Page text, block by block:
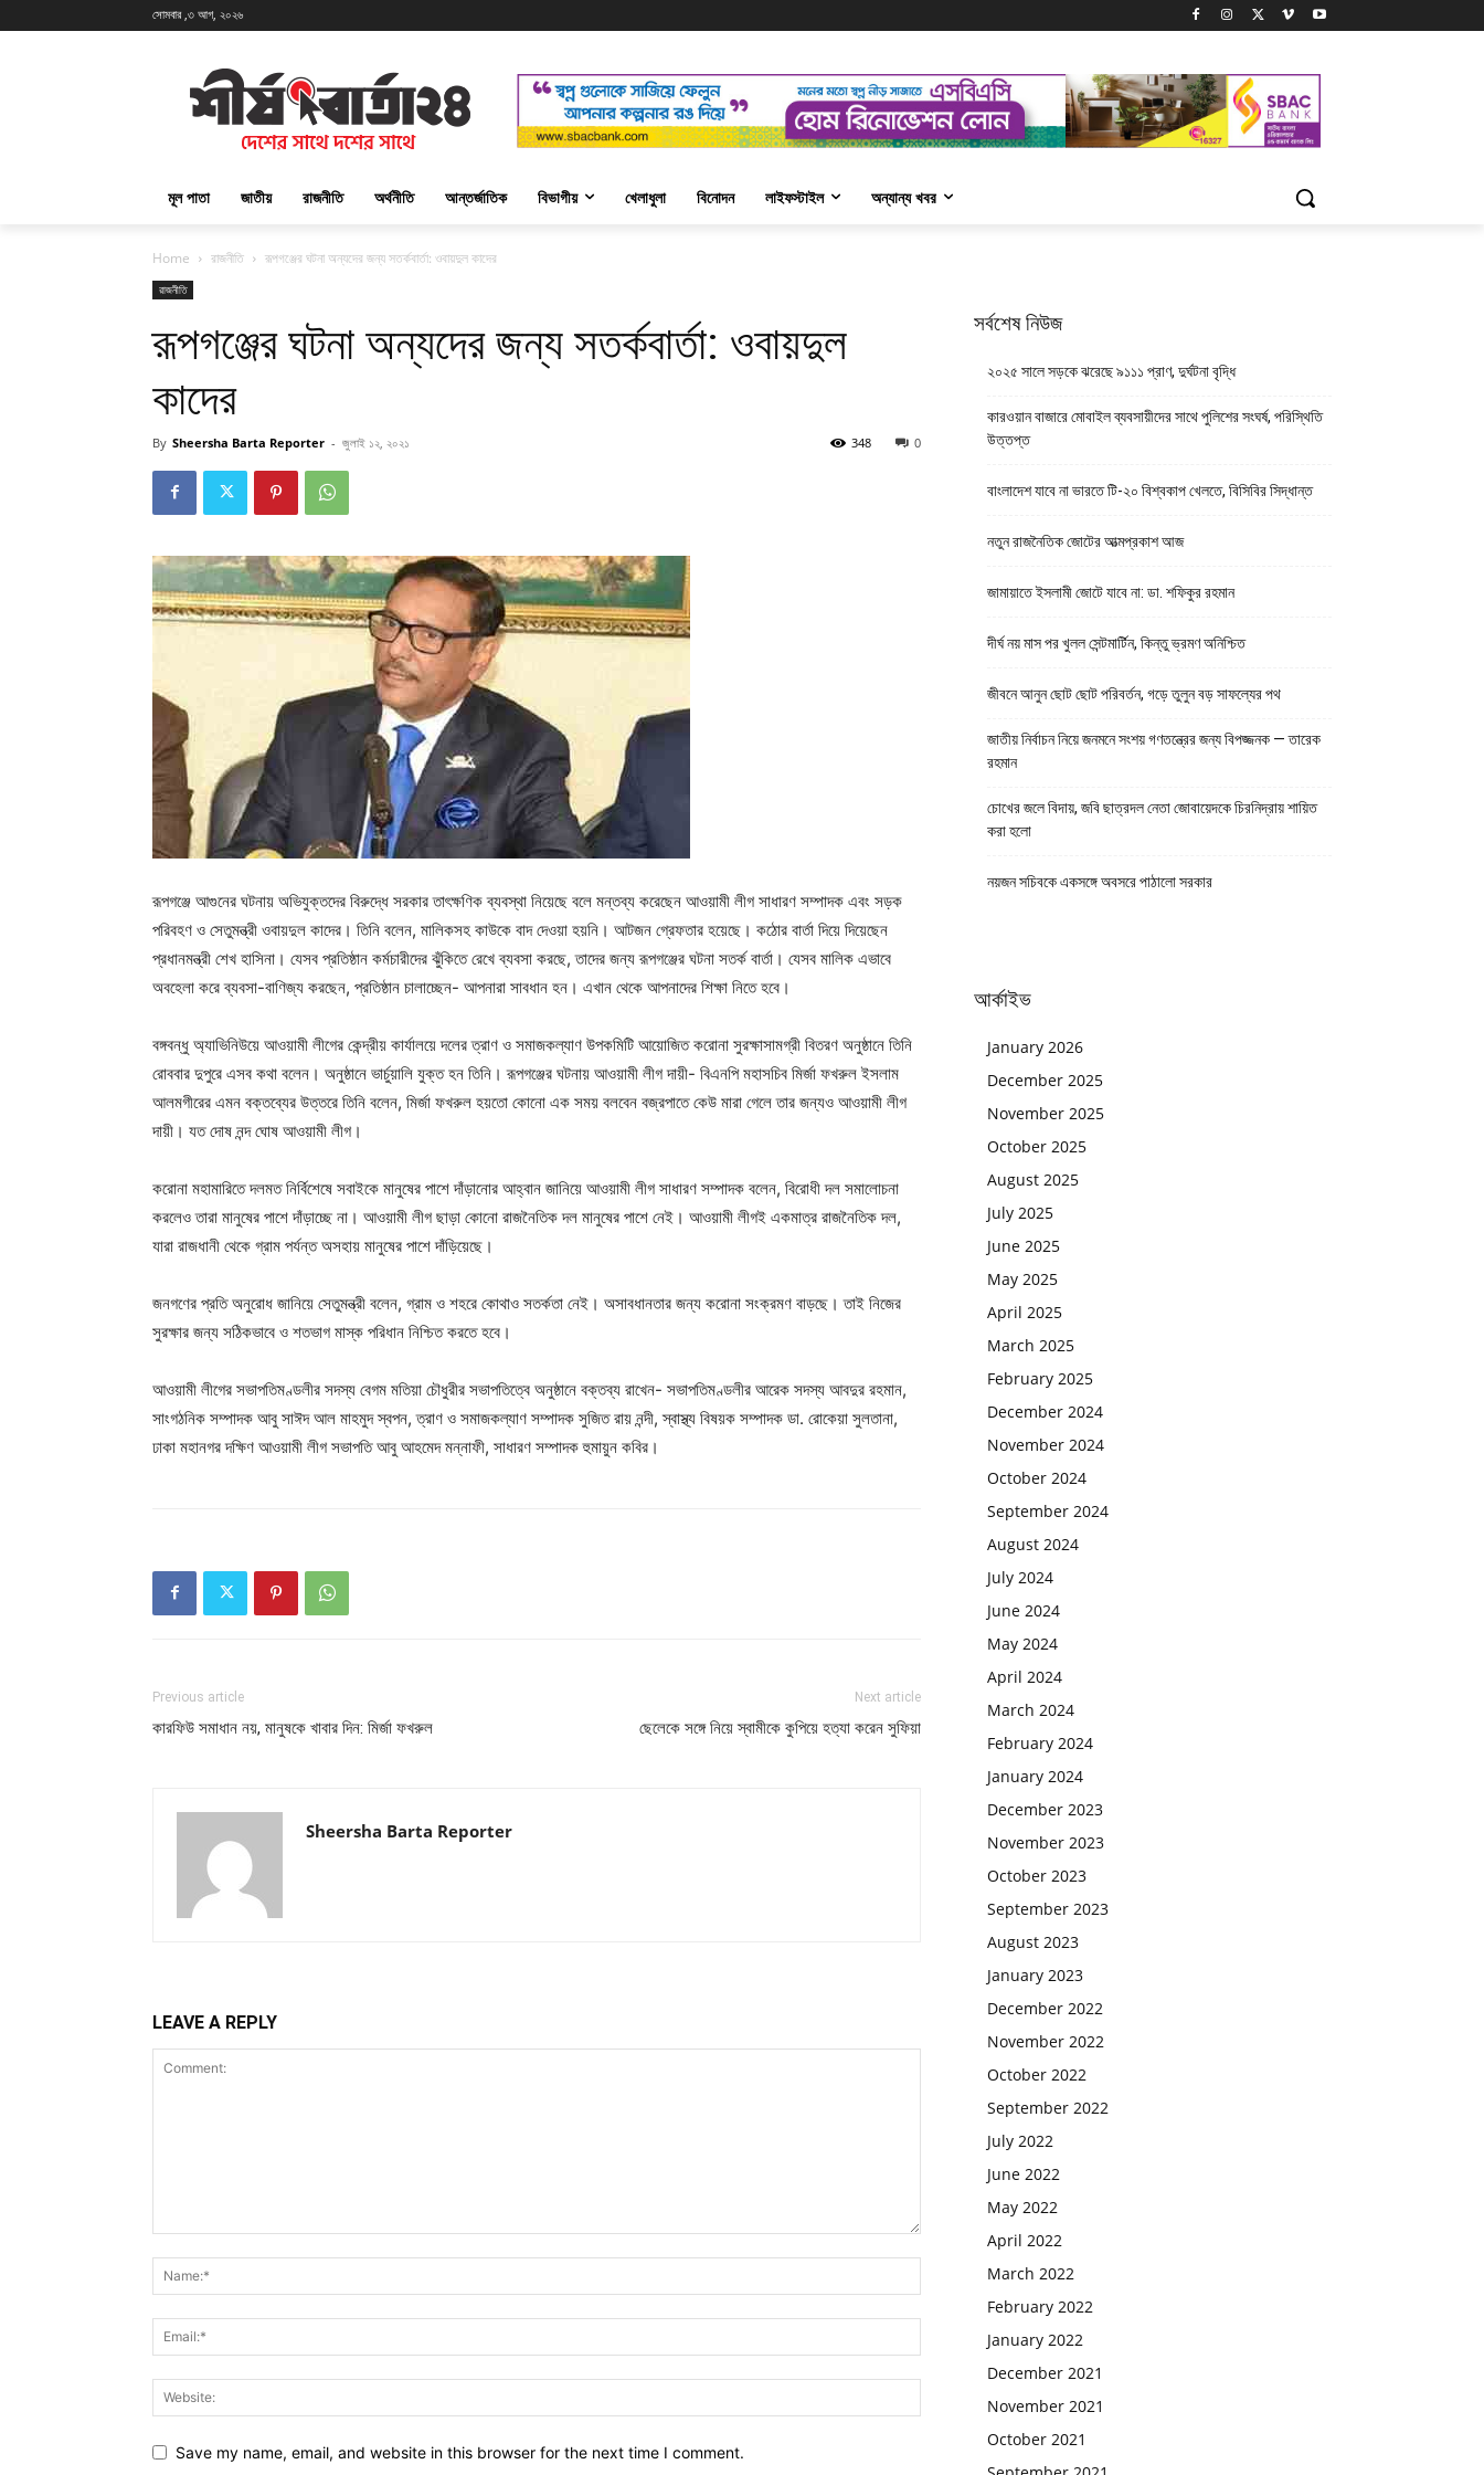
সোমবার ,৩ আগ, ২০২৬
মূল পাতা জাতীয় রাজনীতি অর্থনীতি আন্তর্জাতিক বিভাগীয় খেলাধুলা বিনোদন লাইফস্টাইল অন্যান্য খবর
Home রাজনীতি রূপগঞ্জের ঘটনা অন্যদের জন্য সতর্কবার্তা: ওবায়দুল কাদের
রাজনীতি
রূপগঞ্জের ঘটনা অন্যদের জন্য সতর্কবার্তা: ওবায়দুল
কাদের
By Sheersha Barta Reporter - জুলাই ১২, ২০২১ 0
348
রূপগঞ্জে আগুনের ঘটনায় অভিযুক্তদের বিরুদ্ধে সরকার তাৎক্ষণিক ব্যবস্থা নিয়েছে বলে মন্তব্য করেছেন আওয়ামী লীগ সাধারণ সম্পাদক এবং সড়ক
পরিবহণ ও সেতুমন্ত্রী ওবায়দুল কাদের। তিনি বলেন, মালিকসহ কাউকে বাদ দেওয়া হয়নি। আটজন গ্রেফতার হয়েছে। কঠোর বার্তা দিয়ে দিয়েছেন
প্রধানমন্ত্রী শেখ হাসিনা। যেসব প্রতিষ্ঠান কর্মচারীদের ঝুঁকিতে রেখে ব্যবসা করছে, তাদের জন্য রূপগঞ্জের ঘটনা সতর্ক বার্তা। যেসব মালিক এভাবে
অবহেলা করে ব্যবসা-বাণিজ্য করছেন, প্রতিষ্ঠান চালাচ্ছেন- আপনারা সাবধান হন। এখান থেকে আপনাদের শিক্ষা নিতে হবে।
বঙ্গবন্ধু অ্যাভিনিউয়ে আওয়ামী লীগের কেন্দ্রীয় কার্যালয়ে দলের ত্রাণ ও সমাজকল্যাণ উপকমিটি আয়োজিত করোনা সুরক্ষাসামগ্রী বিতরণ অনুষ্ঠানে তিনি
রোববার দুপুরে এসব কথা বলেন। অনুষ্ঠানে ভার্চুয়ালি যুক্ত হন তিনি। রূপগঞ্জের ঘটনায় আওয়ামী লীগ দায়ী- বিএনপি মহাসচিব মির্জা ফখরুল ইসলাম
আলমগীরের এমন বক্তব্যের উত্তরে তিনি বলেন, মির্জা ফখরুল হয়তো কোনো এক সময় বলবেন বজ্রপাতে কেউ মারা গেলে তার জন্যও আওয়ামী লীগ
দায়ী। যত দোষ নন্দ ঘোষ আওয়ামী লীগ।
করোনা মহামারিতে দলমত নির্বিশেষে সবাইকে মানুষের পাশে দাঁড়ানোর আহ্বান জানিয়ে আওয়ামী লীগ সাধারণ সম্পাদক বলেন, বিরোধী দল সমালোচনা
করলেও তারা মানুষের পাশে দাঁড়াচ্ছে না। আওয়ামী লীগ ছাড়া কোনো রাজনৈতিক দল মানুষের পাশে নেই। আওয়ামী লীগই একমাত্র রাজনৈতিক দল,
যারা রাজধানী থেকে গ্রাম পর্যন্ত অসহায় মানুষের পাশে দাঁড়িয়েছে।
জনগণের প্রতি অনুরোধ জানিয়ে সেতুমন্ত্রী বলেন, গ্রাম ও শহরে কোথাও সতর্কতা নেই। অসাবধানতার জন্য করোনা সংক্রমণ বাড়ছে। তাই নিজের
সুরক্ষার জন্য সঠিকভাবে ও শতভাগ মাস্ক পরিধান নিশ্চিত করতে হবে।
আওয়ামী লীগের সভাপতিমণ্ডলীর সদস্য বেগম মতিয়া চৌধুরীর সভাপতিত্বে অনুষ্ঠানে বক্তব্য রাখেন- সভাপতিমণ্ডলীর আরেক সদস্য আবদুর রহমান,
সাংগঠনিক সম্পাদক আবু সাঈদ আল মাহমুদ স্বপন, ত্রাণ ও সমাজকল্যাণ সম্পাদক সুজিত রায় নন্দী, স্বাস্থ্য বিষয়ক সম্পাদক ডা. রোকেয়া সুলতানা,
ঢাকা মহানগর দক্ষিণ আওয়ামী লীগ সভাপতি আবু আহমেদ মন্নাফী, সাধারণ সম্পাদক হুমায়ুন কবির।
Previous article
কারফিউ সমাধান নয়, মানুষকে খাবার দিন: মির্জা ফখরুল
Next article
ছেলেকে সঙ্গে নিয়ে স্বামীকে কুপিয়ে হত্যা করেন সুফিয়া
Sheersha Barta Reporter
LEAVE A REPLY
Save my name, email, and website in this browser for the next time I comment.
সর্বশেষ নিউজ
২০২৫ সালে সড়কে ঝরেছে ৯১১১ প্রাণ, দুর্ঘটনা বৃদ্ধি
কারওয়ান বাজারে মোবাইল ব্যবসায়ীদের সাথে পুলিশের সংঘর্ষ, পরিস্থিতি
উত্তপ্ত
বাংলাদেশ যাবে না ভারতে টি-২০ বিশ্বকাপ খেলতে, বিসিবির সিদ্ধান্ত
নতুন রাজনৈতিক জোটের আত্মপ্রকাশ আজ
জামায়াতে ইসলামী জোটে যাবে না: ডা. শফিকুর রহমান
দীর্ঘ নয় মাস পর খুলল সেন্টমার্টিন, কিন্তু ভ্রমণ অনিশ্চিত
জীবনে আনুন ছোট ছোট পরিবর্তন, গড়ে তুলুন বড় সাফল্যের পথ
জাতীয় নির্বাচন নিয়ে জনমনে সংশয় গণতন্ত্রের জন্য বিপজ্জনক — তারেক
রহমান
চোখের জলে বিদায়, জবি ছাত্রদল নেতা জোবায়েদকে চিরনিদ্রায় শায়িত
করা হলো
নয়জন সচিবকে একসঙ্গে অবসরে পাঠালো সরকার
আর্কাইভ
January 2026
December 2025
November 2025
October 2025
August 2025
July 2025
June 2025
May 2025
April 2025
March 2025
February 2025
December 2024
November 2024
October 2024
September 2024
August 2024
July 2024
June 2024
May 2024
April 2024
March 2024
February 2024
January 2024
December 2023
November 2023
October 2023
September 2023
August 2023
January 2023
December 2022
November 2022
October 2022
September 2022
July 2022
June 2022
May 2022
April 2022
March 2022
February 2022
January 2022
December 2021
November 2021
October 2021